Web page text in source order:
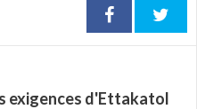
exigences d'Ettakatol